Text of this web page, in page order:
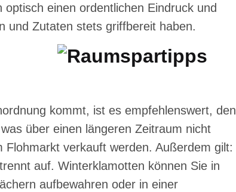
einen ordentlichen Eindruck und
und Zutaten stets griffbereit haben.
kommt, ist es empfehlenswert, den
über einen längeren Zeitraum nicht
verkauft werden. Außerdem gilt:
auf. Winterklamotten können Sie in
aufbewahren oder in einer